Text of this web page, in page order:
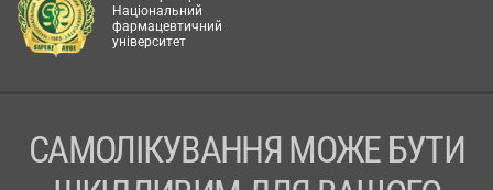
Національний
фармацевтичний
університет
САМОЛІКУВАННЯ МОЖЕ БУТИ